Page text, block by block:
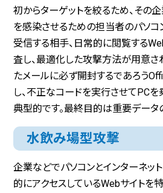
初からターゲットを絞るため、その
を感染させるための担当者のパソコ
受信する相手、日常的に閲覧する
査し、最適化した攻撃方法が用意さ
たメールに必ず開封するであろう
し、不正なコードを実行させてPC
典型的です。最終目的は重要データ
水飲み場型攻撃
企業などでパソコンとインターネッ
的にアクセスしているWebサイトを